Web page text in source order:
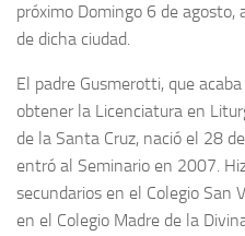
próximo Domingo 6 de
de dicha ciudad.
El padre Gusmerotti, que
obtener la Licenciatura en
de la Santa Cruz, nació el 28
entró al Seminario en 2007.
secundarios en el Colegio San
en el Colegio Madre de la